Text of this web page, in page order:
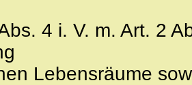
4 i. V. m. Art. 2
Lebensräume